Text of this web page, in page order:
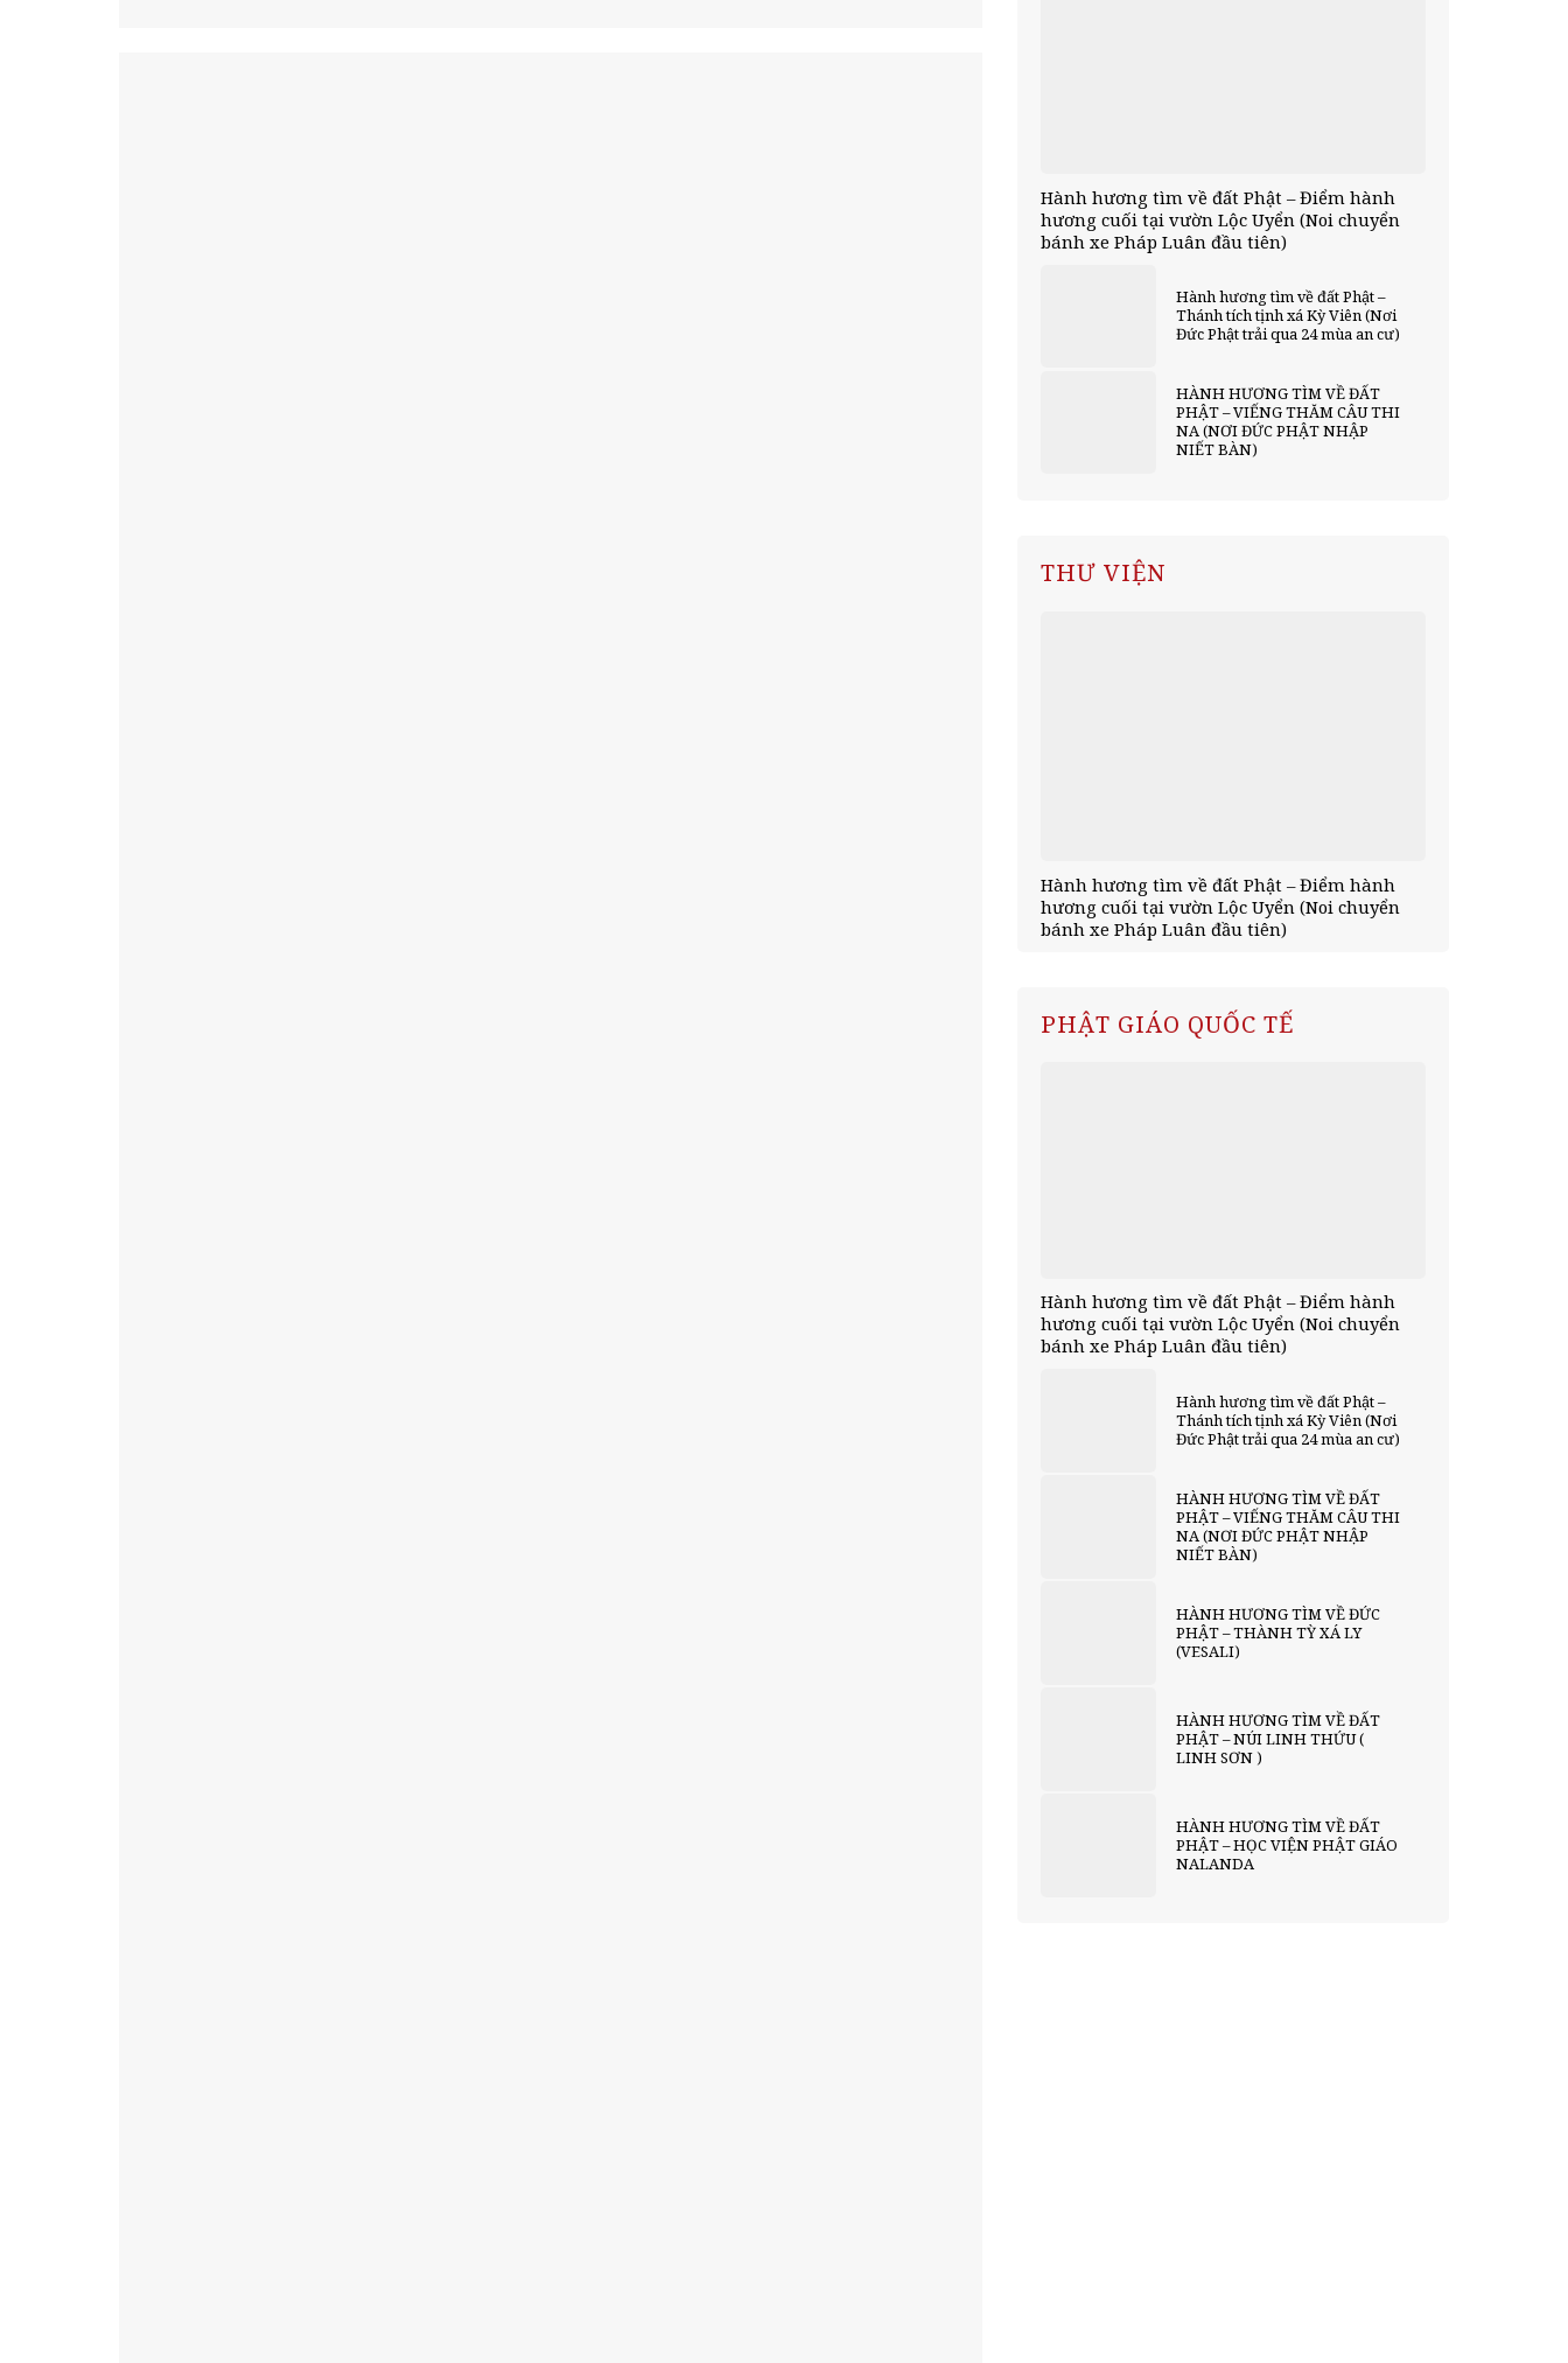
Hành hương tìm về đất Phật – Điểm hành
hương cuối tại vườn Lộc Uyển (Noi chuyển
bánh xe Pháp Luân đầu tiên)
Hành hương tìm về đất Phật –
Thánh tích tịnh xá Kỳ Viên (Nơi
Đức Phật trải qua 24 mùa an cư)
HÀNH HƯƠNG TÌM VỀ ĐẤT
PHẬT – VIẾNG THĂM CÂU THI
NA (NƠI ĐỨC PHẬT NHẬP
NIẾT BÀN)
THƯ VIỆN
Hành hương tìm về đất Phật – Điểm hành
hương cuối tại vườn Lộc Uyển (Noi chuyển
bánh xe Pháp Luân đầu tiên)
PHẬT GIÁO QUỐC TẾ
Hành hương tìm về đất Phật – Điểm hành
hương cuối tại vườn Lộc Uyển (Noi chuyển
bánh xe Pháp Luân đầu tiên)
Hành hương tìm về đất Phật –
Thánh tích tịnh xá Kỳ Viên (Nơi
Đức Phật trải qua 24 mùa an cư)
HÀNH HƯƠNG TÌM VỀ ĐẤT
PHẬT – VIẾNG THĂM CÂU THI
NA (NƠI ĐỨC PHẬT NHẬP
NIẾT BÀN)
HÀNH HƯƠNG TÌM VỀ ĐỨC
PHẬT – THÀNH TỲ XÁ LY
(VESALI)
HÀNH HƯƠNG TÌM VỀ ĐẤT
PHẬT – NÚI LINH THỨU (
LINH SƠN )
HÀNH HƯƠNG TÌM VỀ ĐẤT
PHẬT – HỌC VIỆN PHẬT GIÁO
NALANDA